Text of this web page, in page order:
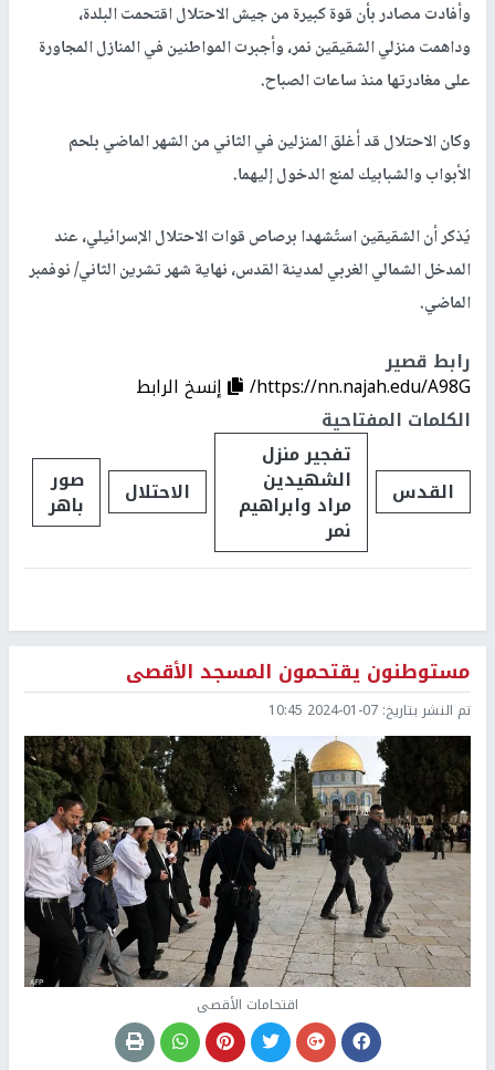
وأفادت مصادر بأن قوة كبيرة من جيش الاحتلال اقتحمت البلدة،
وداهمت منزلي الشقيقين نمر، وأجبرت المواطنين في المنازل المجاورة
على مغادرتها منذ ساعات الصباح.
وكان الاحتلال قد أغلق المنزلين في الثاني من الشهر الماضي بلحم
الأبواب والشبابيك لمنع الدخول إليهما.
يُذكر أن الشقيقين استُشهدا برصاص قوات الاحتلال الإسرائيلي، عند
المدخل الشمالي الغربي لمدينة القدس، نهاية شهر تشرين الثاني/ نوفمبر
الماضي.
رابط قصير
https://nn.najah.edu/A98G/
إنسخ الرابط
الكلمات المفتاحية
القدس
تفجير منزل
الشهيدين
مراد وابراهيم
نمر
الاحتلال صور
باهر
مستوطنون يقتحمون المسجد الأقصى
تم النشر بتاريخ: 2024-01-07 10:45
اقتحامات الأقصى